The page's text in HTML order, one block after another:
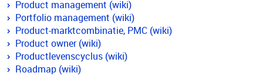
Product management (wiki)
Portfolio management (wiki)
Product-marktcombinatie, PMC (wiki)
Product owner (wiki)
Productlevenscyclus (wiki)
Roadmap (wiki)